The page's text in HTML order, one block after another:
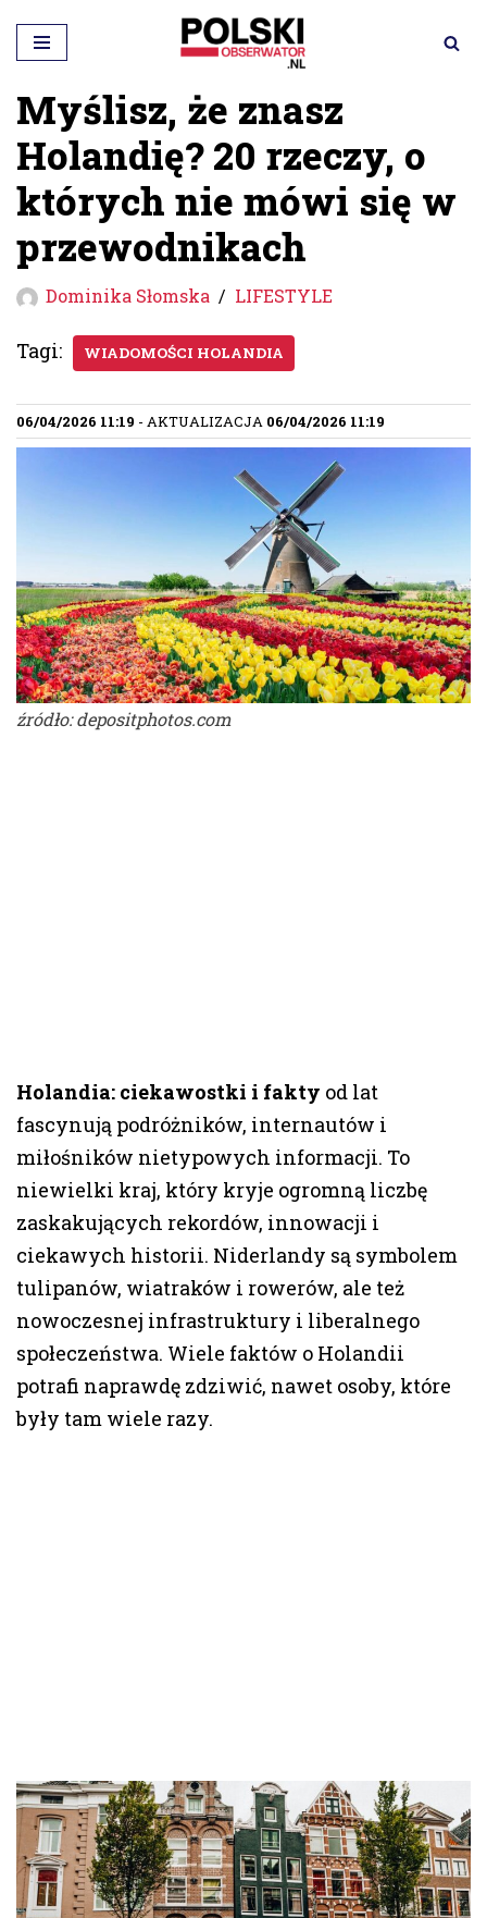
Przejdź
do
treści
Myślisz, że znasz
Holandię? 20 rzeczy, o
których nie mówi się w
przewodnikach
Dominika Słomska LIFESTYLE
Tagi: WIADOMOŚCI HOLANDIA
06/04/2026 11:19 - AKTUALIZACJA 06/04/2026 11:19
źródło: depositphotos.com
Holandia: ciekawostki i fakty od lat
fascynują podróżników, internautów i
miłośników nietypowych informacji. To
niewielki kraj, który kryje ogromną liczbę
zaskakujących rekordów, innowacji i
ciekawych historii. Niderlandy są symbolem
tulipanów, wiatraków i rowerów, ale też
nowoczesnej infrastruktury i liberalnego
społeczeństwa. Wiele faktów o Holandii
potrafi naprawdę zdziwić, nawet osoby, które
były tam wiele razy.